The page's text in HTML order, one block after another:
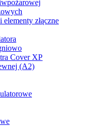
złączne
Cover XP
(A2)